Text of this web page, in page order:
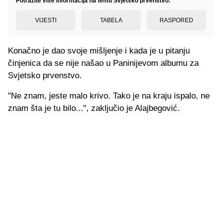
VIJESTI TABELA RASPORED
Konačno je dao svoje mišljenje i kada je u pitanju
činjenica da se nije našao u Paninijevom albumu za
Svjetsko prvenstvo.
"Ne znam, jeste malo krivo. Tako je na kraju ispalo, ne
znam šta je tu bilo...", zaključio je Alajbegović.